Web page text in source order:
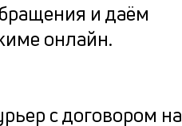
и даём
онлайн.
с договором на